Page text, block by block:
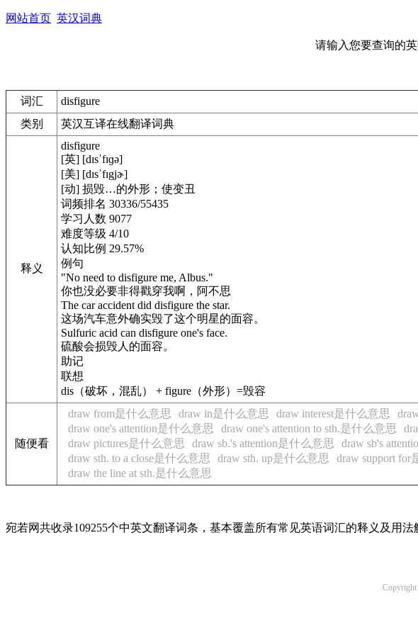
网站首页 英汉词典
请输入您要查询的英
词汇
disfigure
类别
英汉互译在线翻译词典
释义
disfigure
[英] [dɪsˈfɪɡə]
[美] [dɪsˈfɪgjɚ]
[动] 损毁…的外形；使变丑
词频排名 30336/55435
学习人数 9077
难度等级 4/10
认知比例 29.57%
例句
"No need to disfigure me, Albus."
你也没必要非得戳穿我啊，阿不思
The car accident did disfigure the star.
这场汽车意外确实毁了这个明星的面容。
Sulfuric acid can disfigure one's face.
硫酸会损毁人的面容。
助记
联想
dis（破坏，混乱） + figure（外形）=毁容
随便看
draw from是什么意思 draw in是什么意思 draw interest是什么意思
draw one's attention是什么意思
draw one's attention to sth.是什么意思
draw pictures是什么意思
draw sb.'s attention是什么意思 draw sb's
draw sth. to a close是什么意思
draw sth. up是什么意思 draw support for
draw the line at sth.是什么意思
宛若网共收录109255个中英文翻译词条，基本覆盖所有常见英语词汇的释义及用